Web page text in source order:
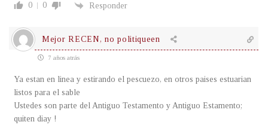
0 0 Responder
Mejor RECEN, no politiqueen
7 años atrás
Ya estan en linea y estirando el pescuezo, en otros paises estuarian
listos para el sable
Ustedes son parte del Antiguo Testamento y Antiguo Estamento;
quiten diay !